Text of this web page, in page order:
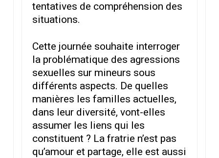
tentatives de compréhension des
situations.
Cette journée souhaite interroger
la problématique des agressions
sexuelles sur mineurs sous
différents aspects. De quelles
manières les familles actuelles,
dans leur diversité, vont-elles
assumer les liens qui les
constituent ? La fratrie n’est pas
qu’amour et partage, elle est aussi